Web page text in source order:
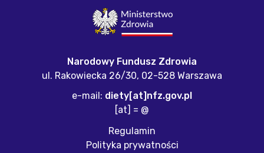
Narodowy Fundusz Zdrowia
ul. Rakowiecka 26/30, 02-528 Warszawa
e-mail: diety[at]nfz.gov.pl
[at] = @
Regulamin
Polityka prywatności